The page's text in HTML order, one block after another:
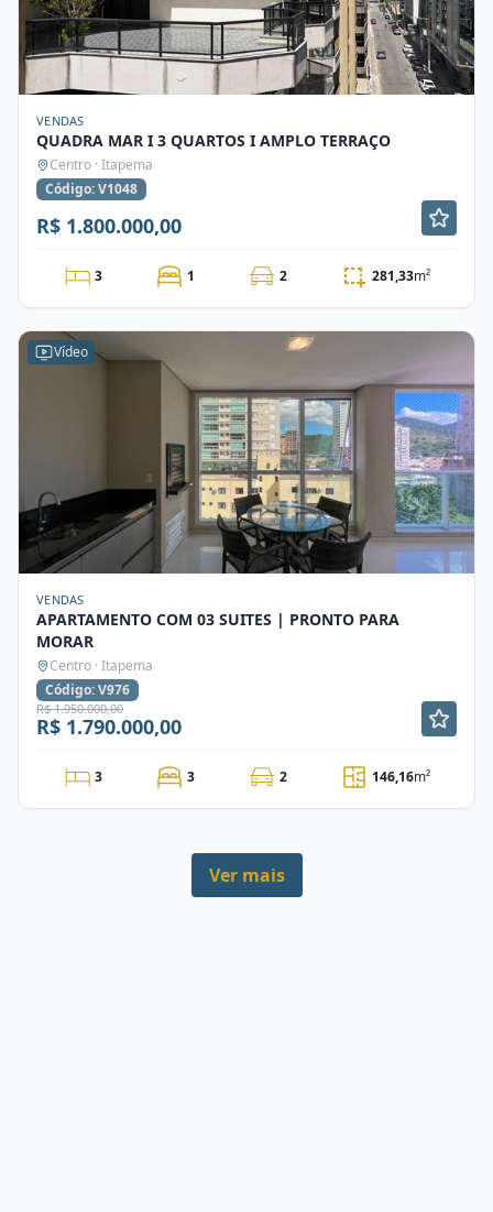
VENDAS
QUADRA MAR I 3 QUARTOS I AMPLO TERRAÇO
Centro · Itapema
Código: V1048
R$ 1.800.000,00
3 1 2 281,33m²
Vídeo
VENDAS
APARTAMENTO COM 03 SUITES | PRONTO PARA
MORAR
Centro · Itapema
Código: V976
R$ 1.950.000,00
R$ 1.790.000,00
3 3 2 146,16m²
Ver mais